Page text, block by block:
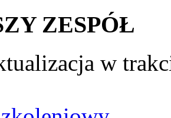
ZESPÓŁ
w